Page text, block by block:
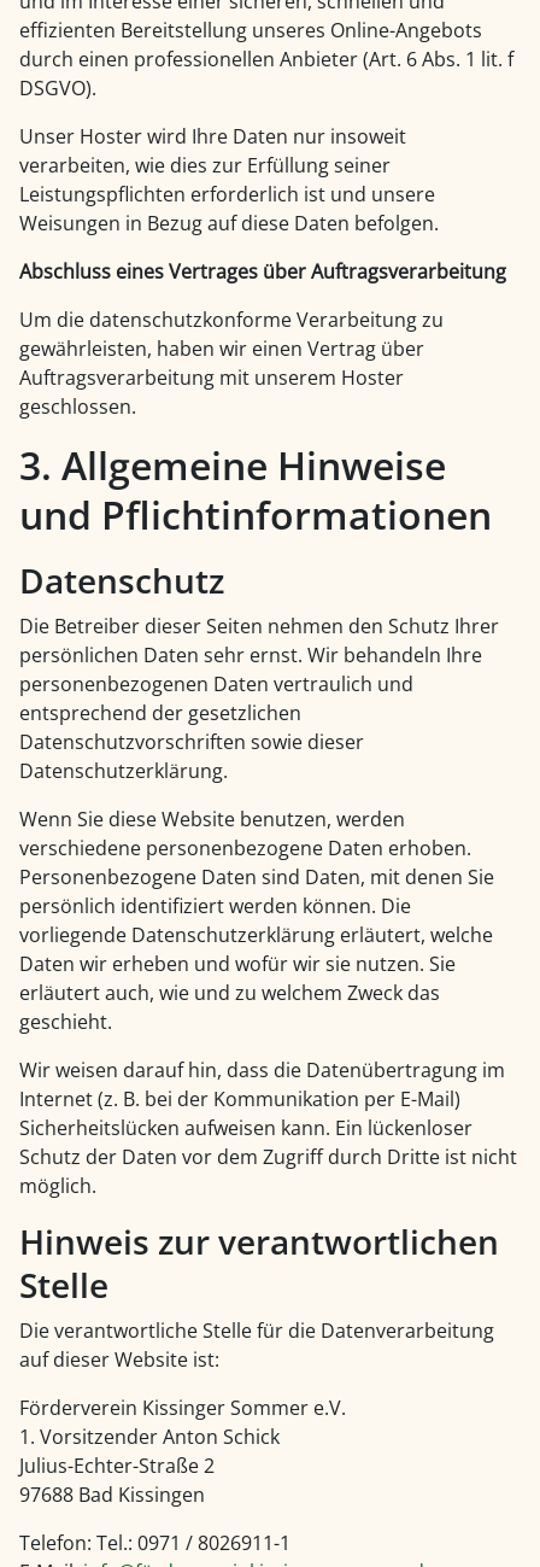
effizienten Bereitstellung unseres Online-Angebots
durch einen professionellen Anbieter (Art. 6 Abs. 1 lit. f
DSGVO).
Unser Hoster wird Ihre Daten nur insoweit
verarbeiten, wie dies zur Erfüllung seiner
Leistungspflichten erforderlich ist und unsere
Weisungen in Bezug auf diese Daten befolgen.
Abschluss eines Vertrages über Auftragsverarbeitung
Um die datenschutzkonforme Verarbeitung zu
gewährleisten, haben wir einen Vertrag über
Auftragsverarbeitung mit unserem Hoster
geschlossen.
3. Allgemeine Hinweise
und Pflicht­informationen
Datenschutz
Die Betreiber dieser Seiten nehmen den Schutz Ihrer
persönlichen Daten sehr ernst. Wir behandeln Ihre
personenbezogenen Daten vertraulich und
entsprechend der gesetzlichen
Datenschutzvorschriften sowie dieser
Datenschutzerklärung.
Wenn Sie diese Website benutzen, werden
verschiedene personenbezogene Daten erhoben.
Personenbezogene Daten sind Daten, mit denen Sie
persönlich identifiziert werden können. Die
vorliegende Datenschutzerklärung erläutert, welche
Daten wir erheben und wofür wir sie nutzen. Sie
erläutert auch, wie und zu welchem Zweck das
geschieht.
Wir weisen darauf hin, dass die Datenübertragung im
Internet (z. B. bei der Kommunikation per E-Mail)
Sicherheitslücken aufweisen kann. Ein lückenloser
Schutz der Daten vor dem Zugriff durch Dritte ist nicht
möglich.
Hinweis zur verantwortlichen
Stelle
Die verantwortliche Stelle für die Datenverarbeitung
auf dieser Website ist:
Förderverein Kissinger Sommer e.V.
1. Vorsitzender Anton Schick
Julius-Echter-Straße 2
97688 Bad Kissingen
Telefon: Tel.: 0971 / 8026911-1